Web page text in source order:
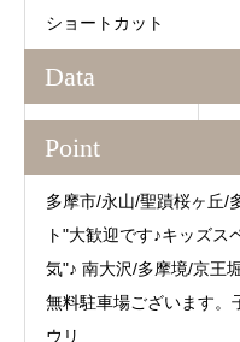
ショートカット
Data
Point
多摩市/永山/聖蹟桜ヶ丘/
ト"大歓迎です♪キッズス
気"♪ 南大沢/多摩境/京王
無料駐車場ございます。
ウリ